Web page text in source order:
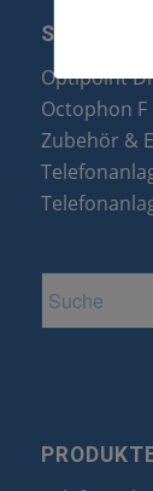
SERVICE
Optipoint
Octophon
Zubehör &